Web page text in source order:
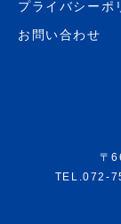
プライバシーポ
お問い合わせ
〒
TEL.072-